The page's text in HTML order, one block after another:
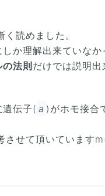
く読めました。
か理解出来ていな
の法則だけでは説明出
遺伝子( a )がホモ接合
させて頂いています